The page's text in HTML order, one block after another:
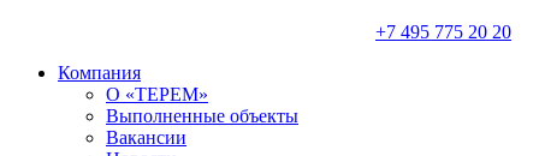
+7 495 775 20 20
Компания
О «ТЕРЕМ»
Выполненные объекты
Вакансии